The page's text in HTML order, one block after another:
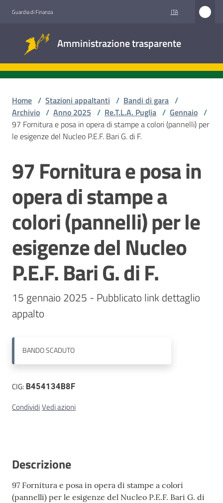
Guardia di Finanza ITA
Amministrazione trasparente
trasparente
Accesso
civico
Stazioni
appaltanti
Contatti
Home / Stazioni appaltanti / Bandi di gara /
Archivio / Anno 2025 / Re.T.L.A. Puglia / Gennaio /
97 Fornitura e posa in opera di stampe a colori (pannelli) per
le esigenze del Nucleo P.E.F. Bari G. di F.
Salta al contenuto
97 Fornitura e posa in
opera di stampe a
colori (pannelli) per le
esigenze del Nucleo
P.E.F. Bari G. di F.
15 gennaio 2025 - Pubblicato link dettaglio
appalto
BANDOSCADUTO
CIG: B454134B8F
CondividiVedi azioni
Descrizione
97 Fornitura e posa in opera di stampe a colori
(pannelli) per le esigenze del Nucleo P.E.F. Bari G. di